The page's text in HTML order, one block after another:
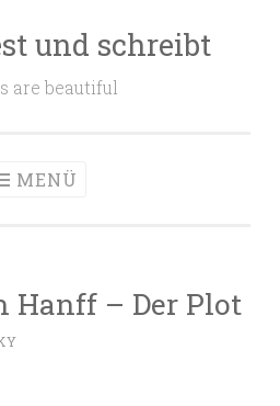
und schreibt
are beautiful
MENÜ
Hanff – Der Plot